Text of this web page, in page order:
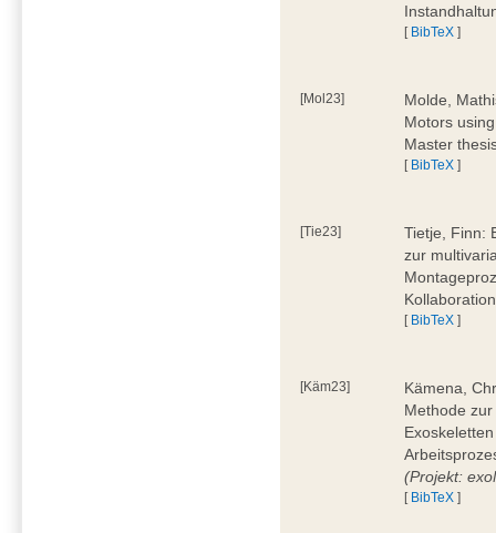
[ BibTeX ]
[Mol23]
Molde,
Motors
Master
[ BibTeX ]
[Tie23]
Tietje, Finn:
zur
[ BibTeX ]
[Käm23]
Kämena,
Methode
(Projekt:
[ BibTeX ]